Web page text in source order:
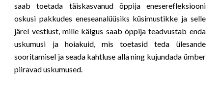
saab toetada täiskasvanud õppija eneserefleksiooni
oskusi pakkudes eneseanalüüsiks küsimustikke ja selle
järel vestlust, mille käigus saab õppija teadvustab enda
uskumusi ja hoiakuid, mis toetasid teda ülesande
sooritamisel ja seada kahtluse alla ning kujundada ümber
piiravad uskumused.